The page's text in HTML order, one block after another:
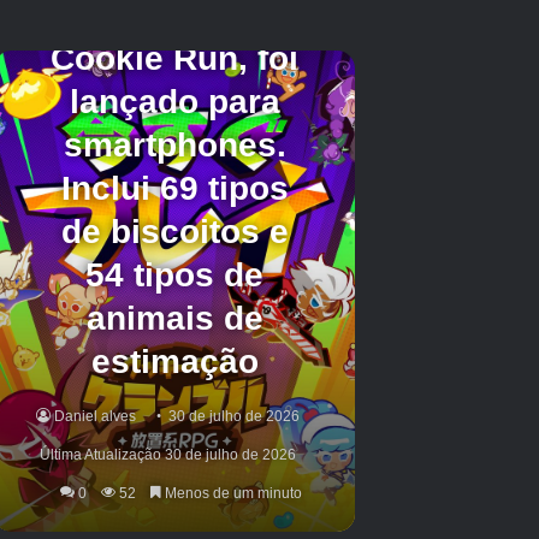
Crédito da imagem:The Pokémon Company/Eugamer
Selecione ‘Conexão Online’ se estiver jogando de longa
distância ou ‘Conexão Local’ se estiver jogando usando a
mesma rede WiFi.
Nas Configurações agora, escolha se deseja exibir seu
Código de Link, se deseja ativar o Modo Espectador e
quantos jogadores deseja convidar.